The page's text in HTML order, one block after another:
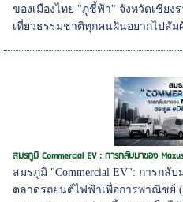
ของเมืองไทย "ภูชี้ฟ้า" จังหวัดเชีย
เที่ยวธรรมชาติทุกคนฝันอยากไปสั
สมรภูมิ Commercial EV : การกลับมาของ
สมรภูมิ "Commercial EV": การกลับ
ตลาดรถยนต์ไฟฟ้าเพื่อการพาณิชย์